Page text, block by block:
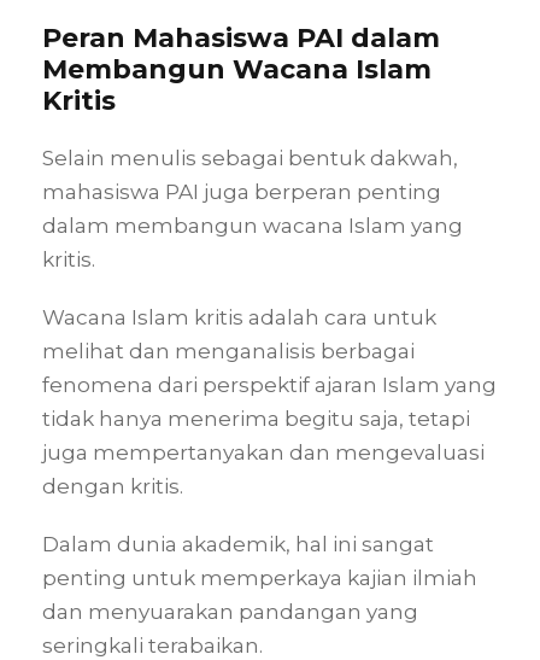
Peran Mahasiswa PAI dalam
Membangun Wacana Islam
Kritis
Selain menulis sebagai bentuk dakwah,
mahasiswa PAI juga berperan penting
dalam membangun wacana Islam yang
kritis.
Wacana Islam kritis adalah cara untuk
melihat dan menganalisis berbagai
fenomena dari perspektif ajaran Islam yang
tidak hanya menerima begitu saja, tetapi
juga mempertanyakan dan mengevaluasi
dengan kritis.
Dalam dunia akademik, hal ini sangat
penting untuk memperkaya kajian ilmiah
dan menyuarakan pandangan yang
seringkali terabaikan.